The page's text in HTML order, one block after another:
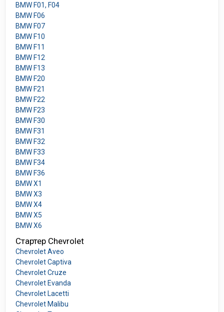
BMW F01, F04
BMW F06
BMW F07
BMW F10
BMW F11
BMW F12
BMW F13
BMW F20
BMW F21
BMW F22
BMW F23
BMW F30
BMW F31
BMW F32
BMW F33
BMW F34
BMW F36
BMW X1
BMW X3
BMW X4
BMW X5
BMW X6
Стартер Chevrolet
Chevrolet Aveo
Chevrolet Captiva
Chevrolet Cruze
Chevrolet Evanda
Chevrolet Lacetti
Chevrolet Malibu